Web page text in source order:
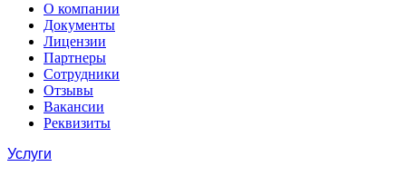
О компании
Документы
Лицензии
Партнеры
Сотрудники
Отзывы
Вакансии
Реквизиты
Услуги